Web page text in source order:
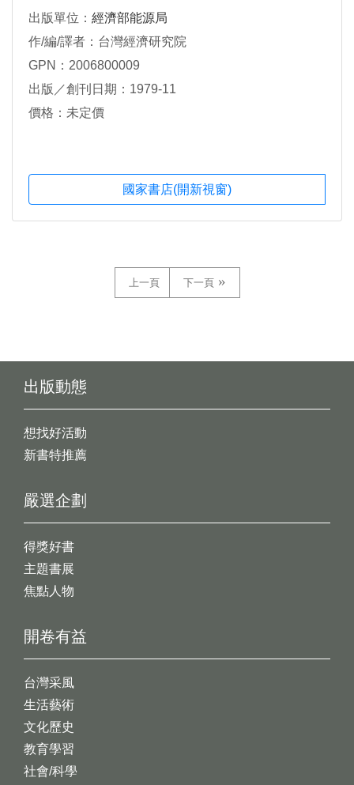
出版單位： 經濟部能源局
作/編/譯者：台灣經濟研究院
GPN：2006800009
出版／創刊日期：1979-11
價格：未定價
國家書店(開新視窗)
上一頁 下一頁
出版動態
想找好活動
新書特推薦
開卷有益
台灣采風
生活藝術
文化歷史
教育學習
社會/科學
嚴選企劃
得獎好書
主題書展
焦點人物